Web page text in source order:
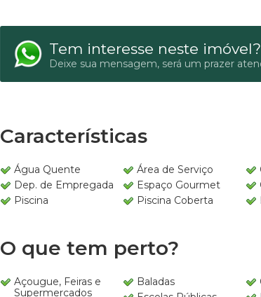
Tem interesse neste imóvel?
Deixe sua mensagem, será um prazer
Características
Água Quente Área de Serviço
Dep. de Empregada
Espaço Gourmet
Piscina
Piscina Coberta
O que tem perto?
Açougue, Feiras e
Supermercados
Baladas